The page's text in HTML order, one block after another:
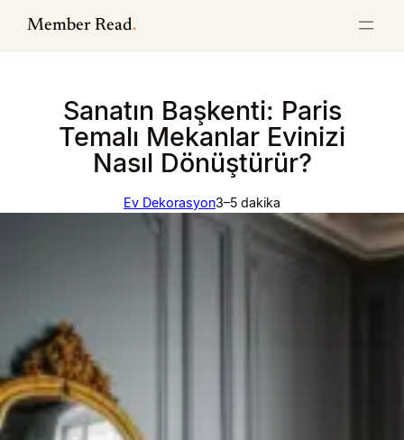
Member Read.
Sanatın Başkenti: Paris
Temalı Mekanlar Evinizi
Nasıl Dönüştürür?
Ev Dekorasyon3–5 dakika